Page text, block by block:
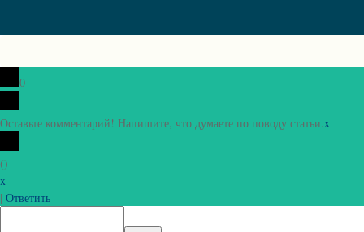
0
Оставьте комментарий! Напишите, что думаете по поводу статьи.x
()
x
| Ответить